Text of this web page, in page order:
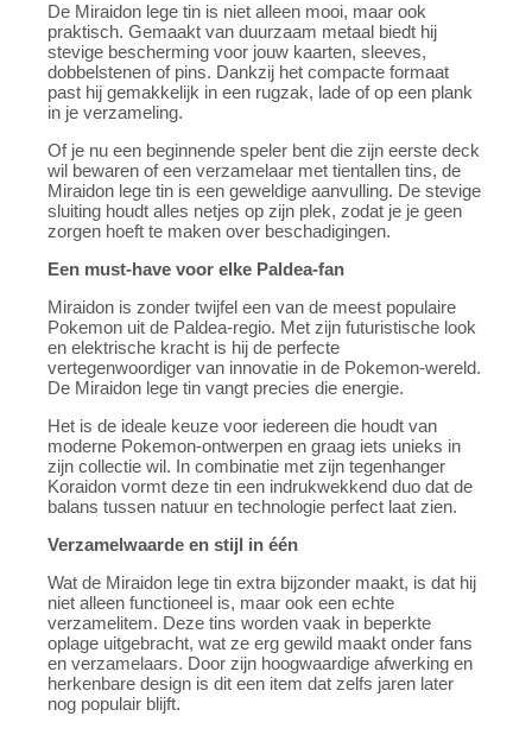
De Miraidon lege tin is niet alleen mooi, maar ook
praktisch. Gemaakt van duurzaam metaal biedt hij
stevige bescherming voor jouw kaarten, sleeves,
dobbelstenen of pins. Dankzij het compacte formaat
past hij gemakkelijk in een rugzak, lade of op een plank
in je verzameling.
Of je nu een beginnende speler bent die zijn eerste deck
wil bewaren of een verzamelaar met tientallen tins, de
Miraidon lege tin is een geweldige aanvulling. De stevige
sluiting houdt alles netjes op zijn plek, zodat je je geen
zorgen hoeft te maken over beschadigingen.
Een must-have voor elke Paldea-fan
Miraidon is zonder twijfel een van de meest populaire
Pokemon uit de Paldea-regio. Met zijn futuristische look
en elektrische kracht is hij de perfecte
vertegenwoordiger van innovatie in de Pokemon-wereld.
De Miraidon lege tin vangt precies die energie.
Het is de ideale keuze voor iedereen die houdt van
moderne Pokemon-ontwerpen en graag iets unieks in
zijn collectie wil. In combinatie met zijn tegenhanger
Koraidon vormt deze tin een indrukwekkend duo dat de
balans tussen natuur en technologie perfect laat zien.
Verzamelwaarde en stijl in één
Wat de Miraidon lege tin extra bijzonder maakt, is dat hij
niet alleen functioneel is, maar ook een echte
verzamelitem. Deze tins worden vaak in beperkte
oplage uitgebracht, wat ze erg gewild maakt onder fans
en verzamelaars. Door zijn hoogwaardige afwerking en
herkenbare design is dit een item dat zelfs jaren later
nog populair blijft.